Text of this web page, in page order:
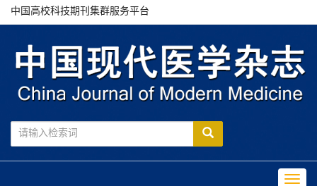
中国高校科技期刊集群服务平台